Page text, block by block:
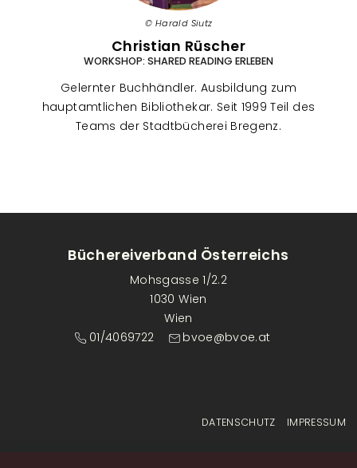
Harald Siutz
Christian Rüscher
WORKSHOP: SHARED READING ERLEBEN
Gelernter Buchhändler. Ausbildung zum
hauptamtlichen Bibliothekar. Seit 1999 Teil des
Teams der Stadtbücherei Bregenz.
Büchereiverband Österreichs
Mohsgasse 1/2.2
1030 Wien
Wien
01/4069722
bvoe@bvoe.at
DATENSCHUTZ IMPRESSUM